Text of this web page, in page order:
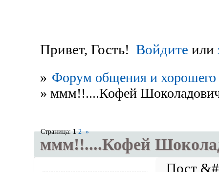
Привет, Гость! Войдите или
» Форум общения и хорошего
» ммм!!....Кофей
ммм!!....Кофей
Страница:1 2 »